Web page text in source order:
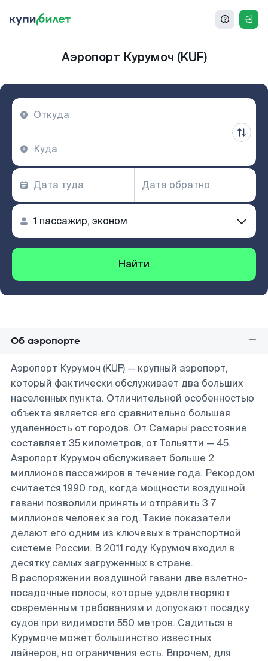
Аэропорт Курумоч (KUF)
Найти
Об аэропорте
Аэропорт Курумоч (KUF) — крупный аэропорт,
который фактически обслуживает два больших
населенных пункта. Отличительной особенностью
объекта является его сравнительно большая
удаленность от городов. От Самары расстояние
составляет 35 километров, от Тольятти — 45.
Аэропорт Курумоч обслуживает больше 2
миллионов пассажиров в течение года. Рекордом
считается 1990 год, когда мощности воздушной
гавани позволили принять и отправить 3.7
миллионов человек за год. Такие показатели
делают его одним из ключевых в транспортной
системе России. В 2011 году Курумоч входил в
десятку самых загруженных в стране.
В распоряжении воздушной гавани две взлетно-
посадочные полосы, которые удовлетворяют
современным требованиям и допускают посадку
судов при видимости 550 метров. Садиться в
Курумоче может большинство известных
лайнеров, но ограничения есть. Впрочем, для